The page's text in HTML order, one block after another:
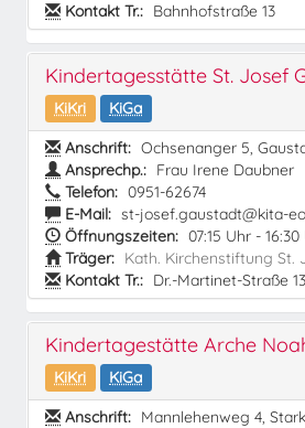
Kontakt Tr.: Bahnhofstraße 13
Kindertagesstätte St. Josef
KiKri
KiGa
Anschrift: Ochsenanger 5,
Ansprechp.: Frau Irene Daubner
Telefon: 0951-62674
E-Mail: st-josef.gaustadt@kita-
Öffnungszeiten: 07:15 Uhr -
Träger: Kath. Kirchenstiftung St.
Kontakt Tr.: Dr.-Martinet-Straße
Kindertagestätte Arche
KiKri
KiGa
Anschrift: Mannlehenweg 4,